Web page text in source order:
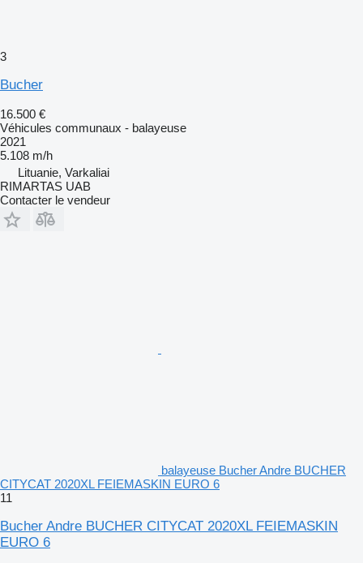
3
Bucher
16.500 €
Véhicules communaux - balayeuse
2021
5.108 m/h
Lituanie, Varkaliai
RIMARTAS UAB
Contacter le vendeur
balayeuse Bucher Andre BUCHER
CITYCAT 2020XL FEIEMASKIN EURO 6
11
Bucher Andre BUCHER CITYCAT 2020XL FEIEMASKIN
EURO 6